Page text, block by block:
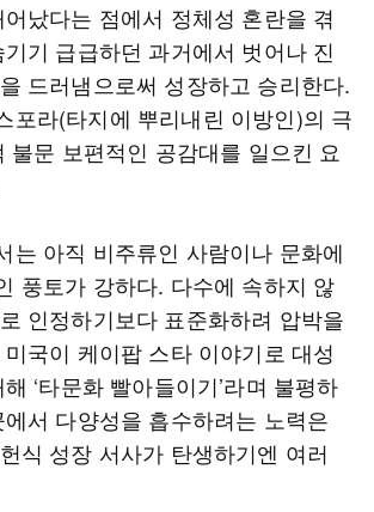
났다는 점에서 정체성 혼란을 겪
기 급급하던 과거에서 벗어나 진
드러냄으로써 성장하고 승리한다.
포라(타지에 뿌리내린 이방인)의 극
불문 보편적인 공감대를 일으킨 요
는 아직 비주류인 사람이나 문화에
풍토가 강하다. 다수에 속하지 않
인정하기보다 표준화하려 압박을
국이 케이팝 스타 이야기로 대성
‘타문화 빨아들이기’라며 불평하
서 다양성을 흡수하려는 노력은
식 성장 서사가 탄생하기엔 여러